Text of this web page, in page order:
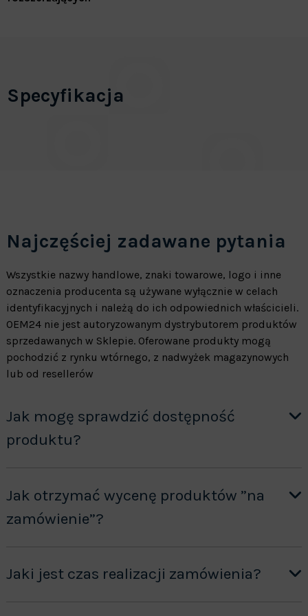
Specyfikacja
Najczęściej zadawane pytania
Wszystkie nazwy handlowe, znaki towarowe, logo i inne
oznaczenia producenta są używane wyłącznie w celach
identyfikacyjnych i należą do ich odpowiednich właścicieli.
OEM24 nie jest autoryzowanym dystrybutorem produktów
sprzedawanych w Sklepie. Oferowane produkty mogą
pochodzić z rynku wtórnego, z nadwyżek magazynowych
lub od resellerów
Jak mogę sprawdzić dostępność
produktu?
Jak otrzymać wycenę produktów ”na
zamówienie”?
Jaki jest czas realizacji zamówienia?